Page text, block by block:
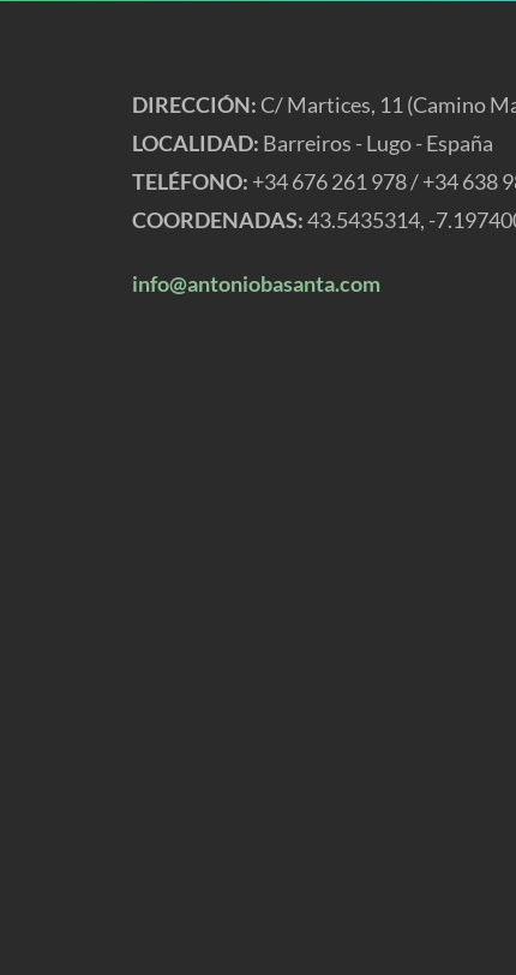
DIRECCIÓN: C/ Martices, 11 (Camino
LOCALIDAD: Barreiros - Lugo - España
TELÉFONO: +34 676 261 978 / +34 638
COORDENADAS: 43.5435314, -
info@antoniobasanta.com